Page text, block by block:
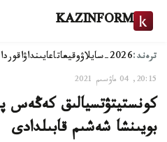
KAZINFORM
ترەند:2026-سايلاۋ وقيعاتاعايىنداۋاقوردا
20:15, 04 ماۋسىم 2021
كونستيتۋتسيالىق كەڭەس
بويىنشا شەشىم قابىلدادى